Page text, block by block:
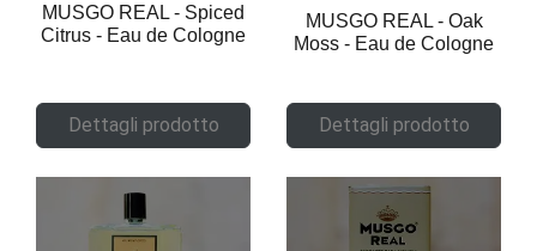
MUSGO REAL - Spiced
Citrus - Eau de Cologne
Dettagli prodotto
MUSGO REAL - Oak
Moss - Eau de Cologne
Dettagli prodotto